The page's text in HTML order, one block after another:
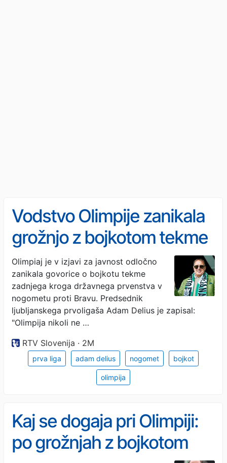
Vodstvo Olimpije zanikala
grožnjo z bojkotom tekme
proti Bravu
Olimpiaj je v izjavi za javnost odločno
zanikala govorice o bojkotu tekme
zadnjega kroga državnega prvenstva v
nogometu proti Bravu. Predsednik
ljubljanskega prvoligaša Adam Delius je zapisal:
"Olimpija nikoli ne …
RTV Slovenija · 2M
prva liga adam delius nogomet bojkot
olimpija
Kaj se dogaja pri Olimpiji:
po grožnjah z bojkotom